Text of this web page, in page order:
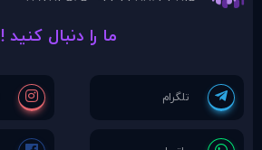
ما را دنبال کنید !